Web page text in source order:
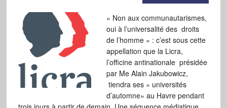
« Non aux communautarismes,
oui à l’universalité des droits
de l’homme » : c’est sous cette
appellation que la Licra,
l’officine antinationale présidée
par Me Alain Jakubowicz,
tiendra ses « universités
d’automne» au Havre pendant